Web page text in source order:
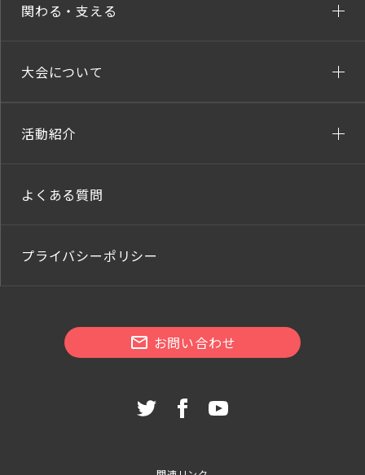
関わる・支える
大会について
活動紹介
よくある質問
プライバシーポリシー
お問い合わせ